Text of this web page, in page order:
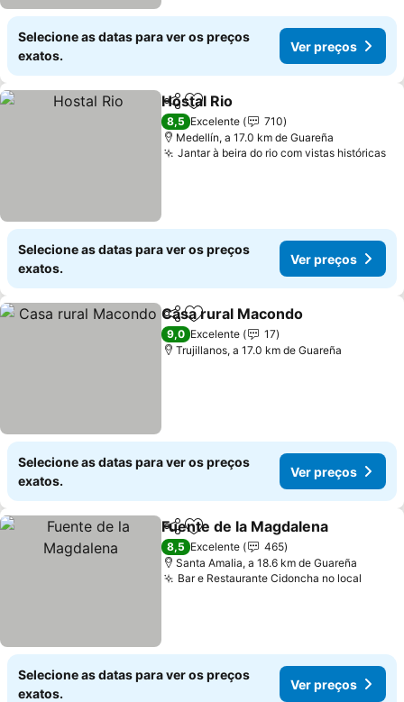
Selecione as datas para ver os preços
exatos.
Ver preços
PartilharAdicionar aos favoritos
Hostal Rio
8,5 Excelente
710
Medellín, a 17.0 km de Guareña
Jantar à beira do rio com vistas históricas
Selecione as datas para ver os preços
exatos.
Ver preços
PartilharAdicionar aos favoritos
Casa rural Macondo
9,0 Excelente
17
Trujillanos, a 17.0 km de Guareña
Selecione as datas para ver os preços
exatos.
Ver preços
PartilharAdicionar aos favoritos
Fuente de la Magdalena
8,5 Excelente
465
Santa Amalia, a 18.6 km de Guareña
Bar e Restaurante Cidoncha no local
Selecione as datas para ver os preços
exatos.
Ver preços